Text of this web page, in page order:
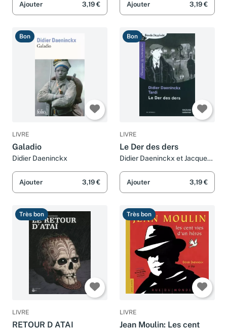
Ajouter 3,19 € Ajouter 3,19 €
Bon
LIVRE
Galadio
Didier Daeninckx
Ajouter 3,19 €
Bon
LIVRE
Le Der des ders
Didier Daeninckx et Jacques
Ajouter 3,19 €
Très bon
LIVRE
RETOUR D ATAI
Très bon
LIVRE
Jean Moulin: Les cent